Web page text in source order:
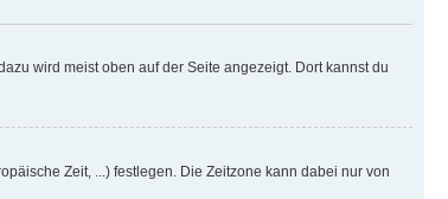
wird meist oben auf der Seite angezeigt. Dort kannst du
Zeit, ...) festlegen. Die Zeitzone kann dabei nur von